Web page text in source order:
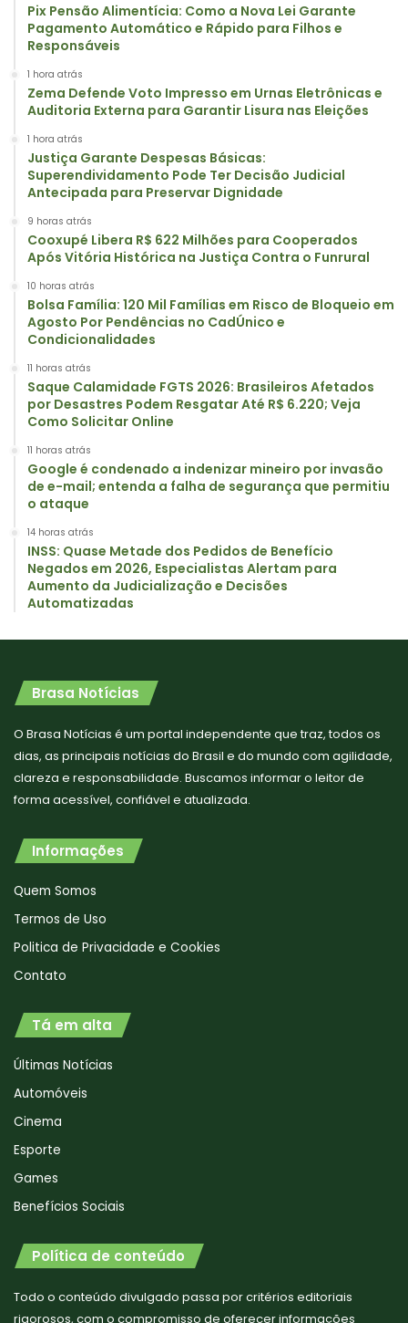
Pix Pensão Alimentícia: Como a Nova Lei Garante
Pagamento Automático e Rápido para Filhos e
Responsáveis
1 hora atrás
Zema Defende Voto Impresso em Urnas Eletrônicas e
Auditoria Externa para Garantir Lisura nas Eleições
1 hora atrás
Justiça Garante Despesas Básicas:
Superendividamento Pode Ter Decisão Judicial
Antecipada para Preservar Dignidade
9 horas atrás
Cooxupé Libera R$ 622 Milhões para Cooperados
Após Vitória Histórica na Justiça Contra o Funrural
10 horas atrás
Bolsa Família: 120 Mil Famílias em Risco de Bloqueio em
Agosto Por Pendências no CadÚnico e
Condicionalidades
11 horas atrás
Saque Calamidade FGTS 2026: Brasileiros Afetados
por Desastres Podem Resgatar Até R$ 6.220; Veja
Como Solicitar Online
11 horas atrás
Google é condenado a indenizar mineiro por invasão
de e-mail; entenda a falha de segurança que permitiu
o ataque
14 horas atrás
INSS: Quase Metade dos Pedidos de Benefício
Negados em 2026, Especialistas Alertam para
Aumento da Judicialização e Decisões
Automatizadas
Brasa Notícias
O Brasa Notícias é um portal independente que traz, todos os
dias, as principais notícias do Brasil e do mundo com agilidade,
clareza e responsabilidade. Buscamos informar o leitor de
forma acessível, confiável e atualizada.
Informações
Quem Somos
Termos de Uso
Politica de Privacidade e Cookies
Contato
Tá em alta
Últimas Notícias
Automóveis
Cinema
Esporte
Games
Benefícios Sociais
Política de conteúdo
Todo o conteúdo divulgado passa por critérios editoriais
rigorosos, com o compromisso de oferecer informações